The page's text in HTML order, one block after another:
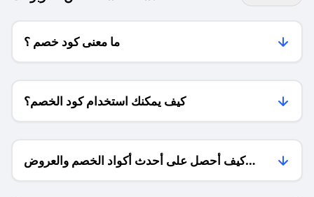
ما معنى كود خصم ؟
كيف يمكنك استخدام كود الخصم؟
كيف أحصل على أحدث أكواد الخصم والعروض
للمتاجر؟